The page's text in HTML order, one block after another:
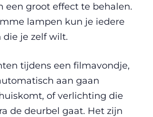
een groot effect te behalen.
lampen kun je iedere
die je zelf wilt.
tijdens een filmavondje,
aan gaan
of verlichting die
de deurbel gaat. Het zijn